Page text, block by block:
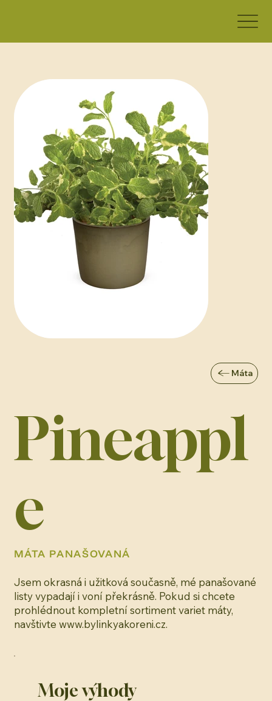
Máta
Pineappl
e
MÁTA PANAŠOVANÁ
Jsem okrasná i užitková současně, mé panašované
listy vypadají i voní překrásně. Pokud si chcete
prohlédnout kompletní sortiment variet máty,
navštivte www.bylinkyakoreni.cz.
Moje výhody